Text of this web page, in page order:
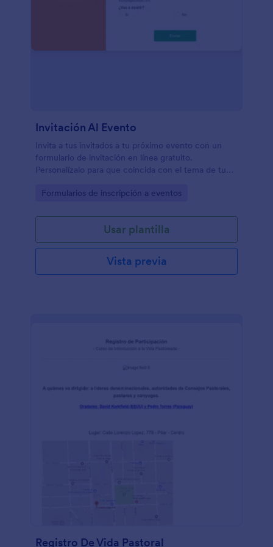
procesadores de pago de confianza como Apple
Invitación Al Evento
Invita a tus invitados a tu próximo evento con un
formulario de invitación en línea gratuito.
Personalízalo para que coincida con el tema de tu
de programar.
Go to Category:
Formularios de inscripción a eventos
Usar plantilla
Vista previa
Registro De Vida Pastoral